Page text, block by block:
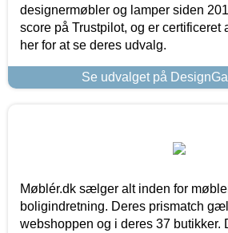
designermøbler og lamper siden
score på Trustpilot, og er certificeret
her for at se deres udvalg.
Se udvalget på
Møblér.dk sælger alt inden for
boligindretning. Deres prismatch
webshoppen og i deres 37 butikker.